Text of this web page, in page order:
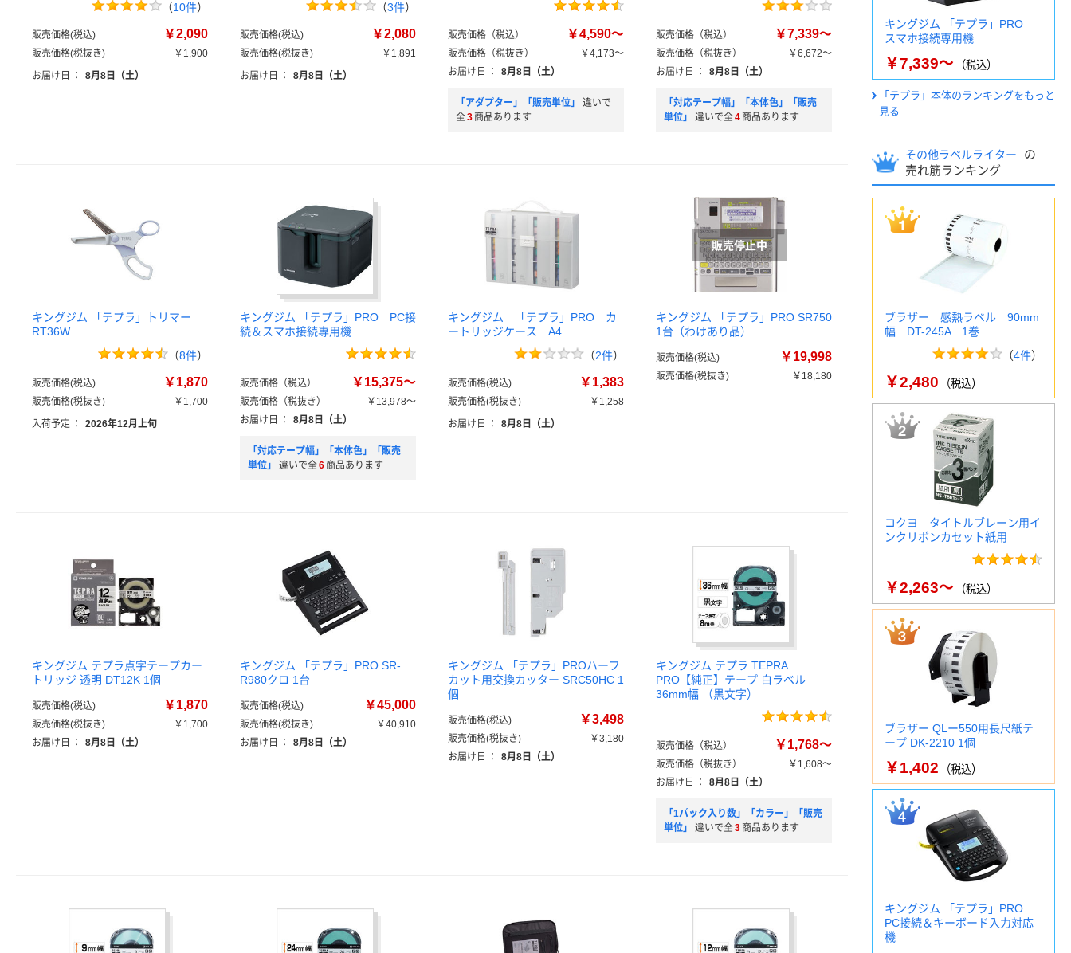
（10件）
販売価格(税込) ￥2,090
販売価格(税抜き)
￥1,900
お届け日
： 8月8日（土）
（3件）
販売価格(税込) ￥2,080
販売価格(税抜き)
￥1,891
お届け日
： 8月8日（土）
販売価格（税込） ￥4,590～
販売価格（税抜き）
￥4,173～
お届け日
： 8月8日（土）
「アダプター」「販売単位」
違いで
全3 商品あります
販売価格（税込） ￥7,339～
販売価格（税抜き）
￥6,672～
お届け日
： 8月8日（土）
「対応テープ幅」「本体色」「販売
単位」
違いで全4 商品あります
キングジム 「テプラ」トリマー
RT36W
（8件）
販売価格(税込) ￥1,870
販売価格(税抜き)
￥1,700
入荷予定 ： 2026年12月上旬
キングジム 「テプラ」PRO PC接
続＆スマホ接続専用機
販売価格（税込） ￥15,375～
販売価格（税抜き）
￥13,978～
お届け日
： 8月8日（土）
「対応テープ幅」「本体色」「販売
単位」
違いで全6 商品あります
キングジム 「テプラ」PRO カ
ートリッジケース A4
（2件）
販売価格(税込) ￥1,383
販売価格(税抜き)
￥1,258
お届け日
： 8月8日（土）
キングジム 「テプラ」PRO SR750
1台（わけあり品）
販売価格(税込) ￥19,998
販売価格(税抜き) ￥18,180
キングジム テプラ点字テープカー
トリッジ 透明 DT12K 1個
販売価格(税込) ￥1,870
販売価格(税抜き)
￥1,700
お届け日
： 8月8日（土）
キングジム 「テプラ」PRO SR-
R980クロ 1台
販売価格(税込) ￥45,000
販売価格(税抜き)
￥40,910
お届け日
： 8月8日（土）
キングジム 「テプラ」PROハーフ
カット用交換カッター SRC50HC 1
個
販売価格(税込) ￥3,498
販売価格(税抜き)
￥3,180
お届け日
： 8月8日（土）
キングジム テプラ TEPRA
PRO【純正】テープ 白ラベル
36mm幅 （黒文字）
販売価格（税込） ￥1,768～
販売価格（税抜き）
￥1,608～
お届け日
： 8月8日（土）
「1パック入り数」「カラー」「販売
単位」
違いで全3 商品あります
キングジム 「テプラ」PRO
スマホ接続専用機
￥7,339～ （税込）
「テプラ」本体のランキングをもっと
見る
その他ラベルライター
の
売れ筋ランキング
ブラザー 感熱ラベル 90mm
幅 DT-245A 1巻
（4件）
￥2,480 （税込）
コクヨ タイトルブレーン用イ
ンクリボンカセット紙用
￥2,263～ （税込）
ブラザー QLー550用長尺紙テ
ープ DK-2210 1個
￥1,402 （税込）
キングジム 「テプラ」PRO
PC接続＆キーボード入力対応
機